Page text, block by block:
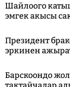
Шайлоого
эмгек акысы
Президент
эркинен
Барскоондо
тактайчалар